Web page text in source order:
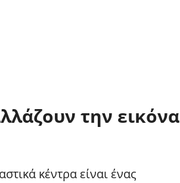
την εικόνα
κέντρα είναι ένας